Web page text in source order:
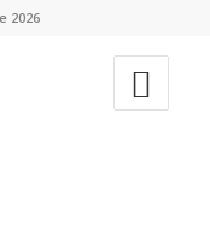
2026